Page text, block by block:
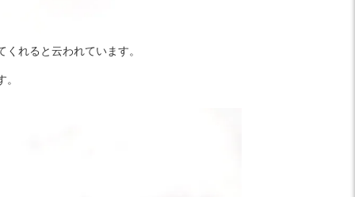
れると云われています。